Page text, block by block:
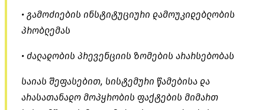
• გამოძიების ინსტიტუციური დამოუკიდებლობის
პრობლემას
• ძალადობის პრევენციის ზომების არარსებობას
საიას შეფასებით, სისტემური წამებისა და
არასათანადო მოპყრობის ფაქტების მიმართ